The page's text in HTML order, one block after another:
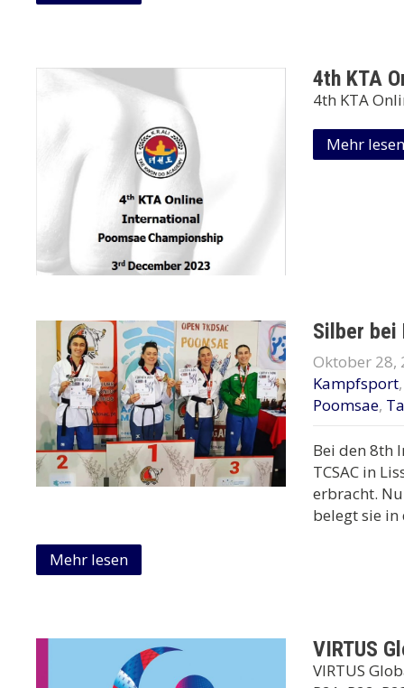
4th KTA
4th KTA
Mehr lesen
Silber bei
Oktober 28,
Kampfsport
Poomsae,
Bei den 8th
TCSAC in
erbracht.
belegt sie in
Mehr lesen
VIRTUS
VIRTUS